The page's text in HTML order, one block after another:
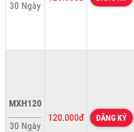
30 Ngày
MXH120
30 Ngày
120.000đ ĐĂNG KÝ